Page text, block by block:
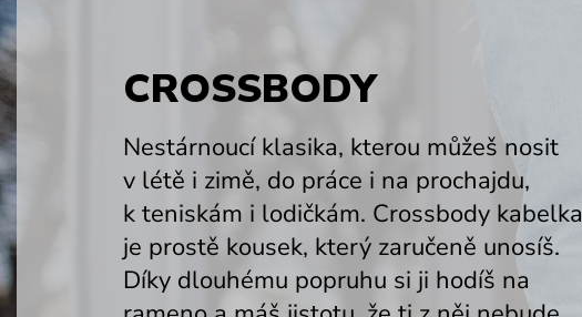
CROSSBODY
Nestárnoucí klasika, kterou můžeš nosit
v létě i zimě, do práce i na prochajdu,
k teniskám i lodičkám. Crossbody kabelka
je prostě kousek, který zaručeně unosíš.
Díky dlouhému popruhu si ji hodíš na